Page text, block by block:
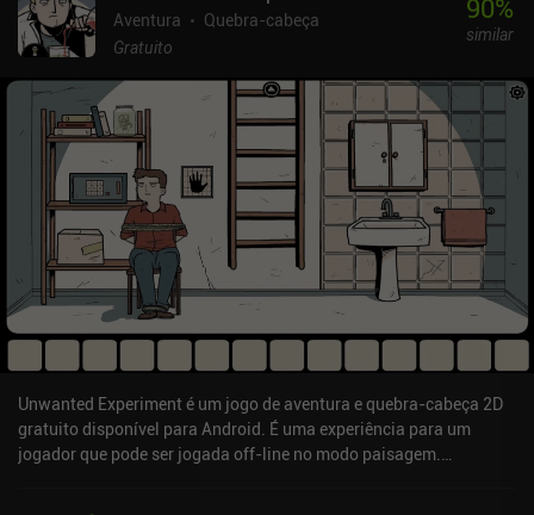
Aventura
Quebra-cabeça
Gratuito
90%
similar
Unwanted Experiment é um jogo de aventura e quebra-cabeça 2D
gratuito disponível para Android. É uma experiência para um
jogador que pode ser jogada off-line no modo paisagem.